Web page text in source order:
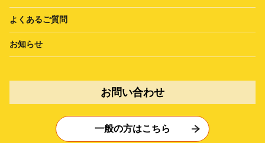
よくあるご質問
お知らせ
お問い合わせ
一般の方はこちら